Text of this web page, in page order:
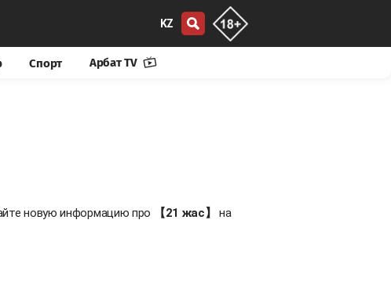
KZ
Спорт Арбат TV
новую информацию про 【21 жас】
на